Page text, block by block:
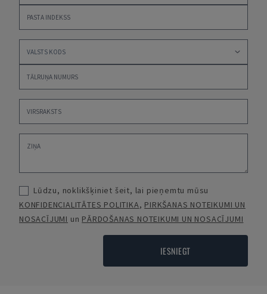
Lūdzu, noklikšķiniet šeit, lai pieņemtu mūsu
KONFIDENCIALITĀTES POLITIKA, PIRKŠANAS NOTEIKUMI UN
NOSACĪJUMI un PĀRDOŠANAS NOTEIKUMI UN NOSACĪJUMI
IESNIEGT